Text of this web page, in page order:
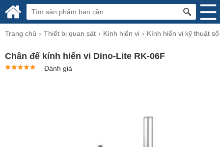
Trang chủ Thiết bị quan sát Kính hiển vi Kính hiển vi kỹ thuật số
Chân đế kính hiển vi Dino-Lite RK-06F
Đánh giá